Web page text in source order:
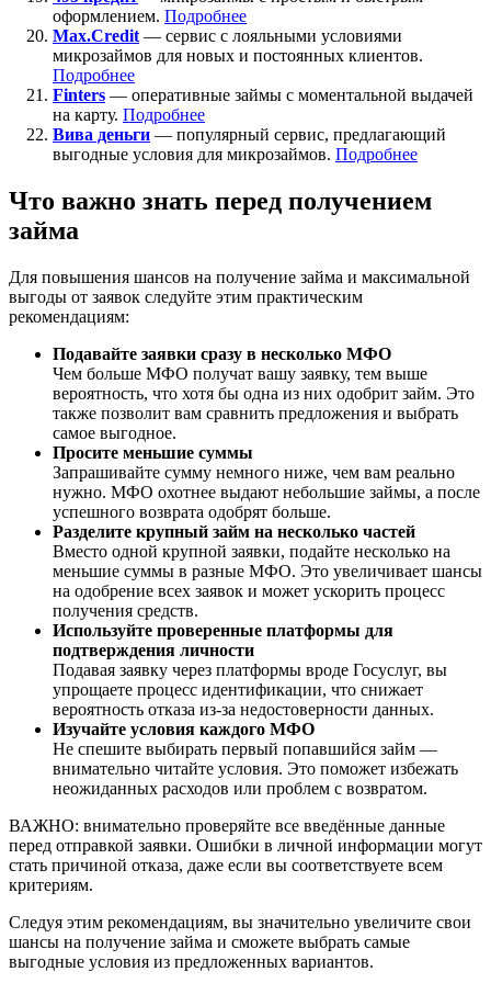
оформлением. Подробнее
Max.Credit — сервис с лояльными условиями
микрозаймов для новых и постоянных клиентов.
Подробнее
Finters — оперативные займы с моментальной выдачей
на карту. Подробнее
Вива деньги — популярный сервис, предлагающий
выгодные условия для микрозаймов. Подробнее
Что важно знать перед получением
займа
Для повышения шансов на получение займа и максимальной
выгоды от заявок следуйте этим практическим
рекомендациям:
Подавайте заявки сразу в несколько МФО
Чем больше МФО получат вашу заявку, тем выше
вероятность, что хотя бы одна из них одобрит займ. Это
также позволит вам сравнить предложения и выбрать
самое выгодное.
Просите меньшие суммы
Запрашивайте сумму немного ниже, чем вам реально
нужно. МФО охотнее выдают небольшие займы, а после
успешного возврата одобрят больше.
Разделите крупный займ на несколько частей
Вместо одной крупной заявки, подайте несколько на
меньшие суммы в разные МФО. Это увеличивает шансы
на одобрение всех заявок и может ускорить процесс
получения средств.
Используйте проверенные платформы для
подтверждения личности
Подавая заявку через платформы вроде Госуслуг, вы
упрощаете процесс идентификации, что снижает
вероятность отказа из-за недостоверности данных.
Изучайте условия каждого МФО
Не спешите выбирать первый попавшийся займ —
внимательно читайте условия. Это поможет избежать
неожиданных расходов или проблем с возвратом.
ВАЖНО: внимательно проверяйте все введённые данные
перед отправкой заявки. Ошибки в личной информации могут
стать причиной отказа, даже если вы соответствуете всем
критериям.
Следуя этим рекомендациям, вы значительно увеличите свои
шансы на получение займа и сможете выбрать самые
выгодные условия из предложенных вариантов.